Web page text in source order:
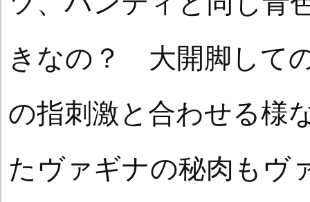
きなの？ 大開脚して
の指刺激と合わせる様
たヴァギナの秘肉もヴ